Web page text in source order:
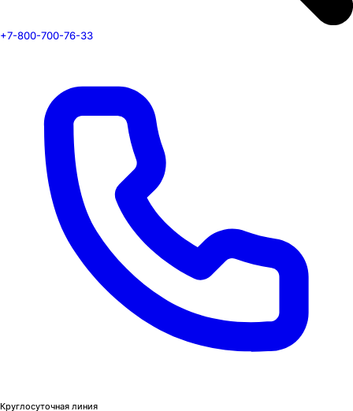
+7-800-700-76-33
Круглосуточная линия